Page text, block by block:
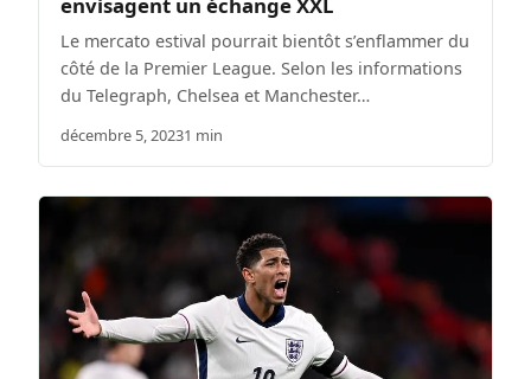
Le mercato estival pourrait bientôt s’enflammer du
côté de la Premier League. Selon les informations
du Telegraph, Chelsea et Manchester…
décembre 5, 20231 min